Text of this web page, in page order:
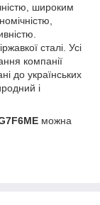
широким
сталі. Усі
компанії
до українських
і
можна